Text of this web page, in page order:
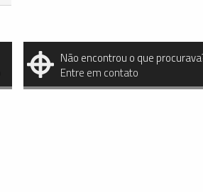
Não encontrou o que
Entre em contato